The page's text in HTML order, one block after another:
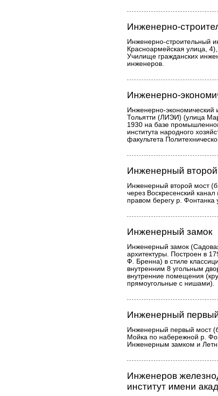
Инженерно-
Инженерно-строительный
Красноармейская улица,
Училище гражданских
инженеров.
Инженерно-
Инженерно-экономический
Тольятти (ЛИЭИ) (улица
1930 на базе
института народного
факультета
Инженерный
Инженерный второй мост
через Воскресенский
правом берегу р. Фонтанка
Инженерный замок
Инженерный замок
архитектуры. Построен в
Ф. Бренна) в стиле
внутренним 8 угольным
внутренние помещения
прямоугольные с нишами).
Инженерный
Инженерный первый мост
Мойка по набережной р.
Инженерным замком и
Инженеров
институт имени